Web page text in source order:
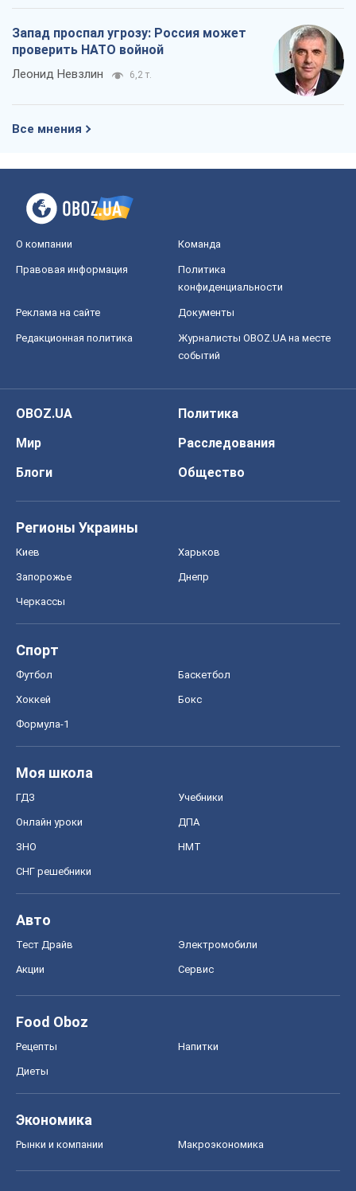
Запад проспал угрозу: Россия может
проверить НАТО войной
Леонид Невзлин 6,2 т.
Все мнения
О компании Команда
Правовая информация
Политика
конфиденциальности
Реклама на сайте Документы
Редакционная политика
Журналисты OBOZ.UA на месте
событий
OBOZ.UA
Политика
Мир
Расследования
Блоги
Общество
Регионы Украины
Киев Харьков
Запорожье Днепр
Черкассы
Спорт
Футбол Баскетбол
Хоккей Бокс
Формула-1
Моя школа
ГДЗ Учебники
Онлайн уроки ДПА
ЗНО НМТ
СНГ решебники
Авто
Тест Драйв Электромобили
Акции Сервис
Food Oboz
Рецепты Напитки
Диеты
Экономика
Рынки и компании Mакроэкономика